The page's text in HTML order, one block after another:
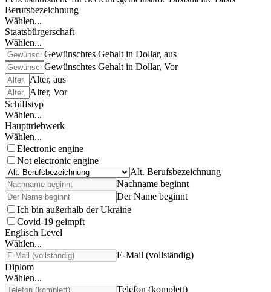
Berufsbezeichnung
Wählen...
Staatsbürgerschaft
Wählen...
Gewünschtes Gehalt in Dollar, aus
Gewünschtes Gehalt in Dollar, Vor
Alter, aus
Alter, Vor
Schiffstyp
Wählen...
Haupttriebwerk
Wählen...
Electronic engine
Not electronic engine
Alt. Berufsbezeichnung
Nachname beginnt
Der Name beginnt
Ich bin außerhalb der Ukraine
Covid-19 geimpft
Englisch Level
Wählen...
E-Mail (vollständig)
Diplom
Wählen...
Telefon (komplett)